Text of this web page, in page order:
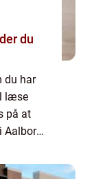
du
du har
læse
på at